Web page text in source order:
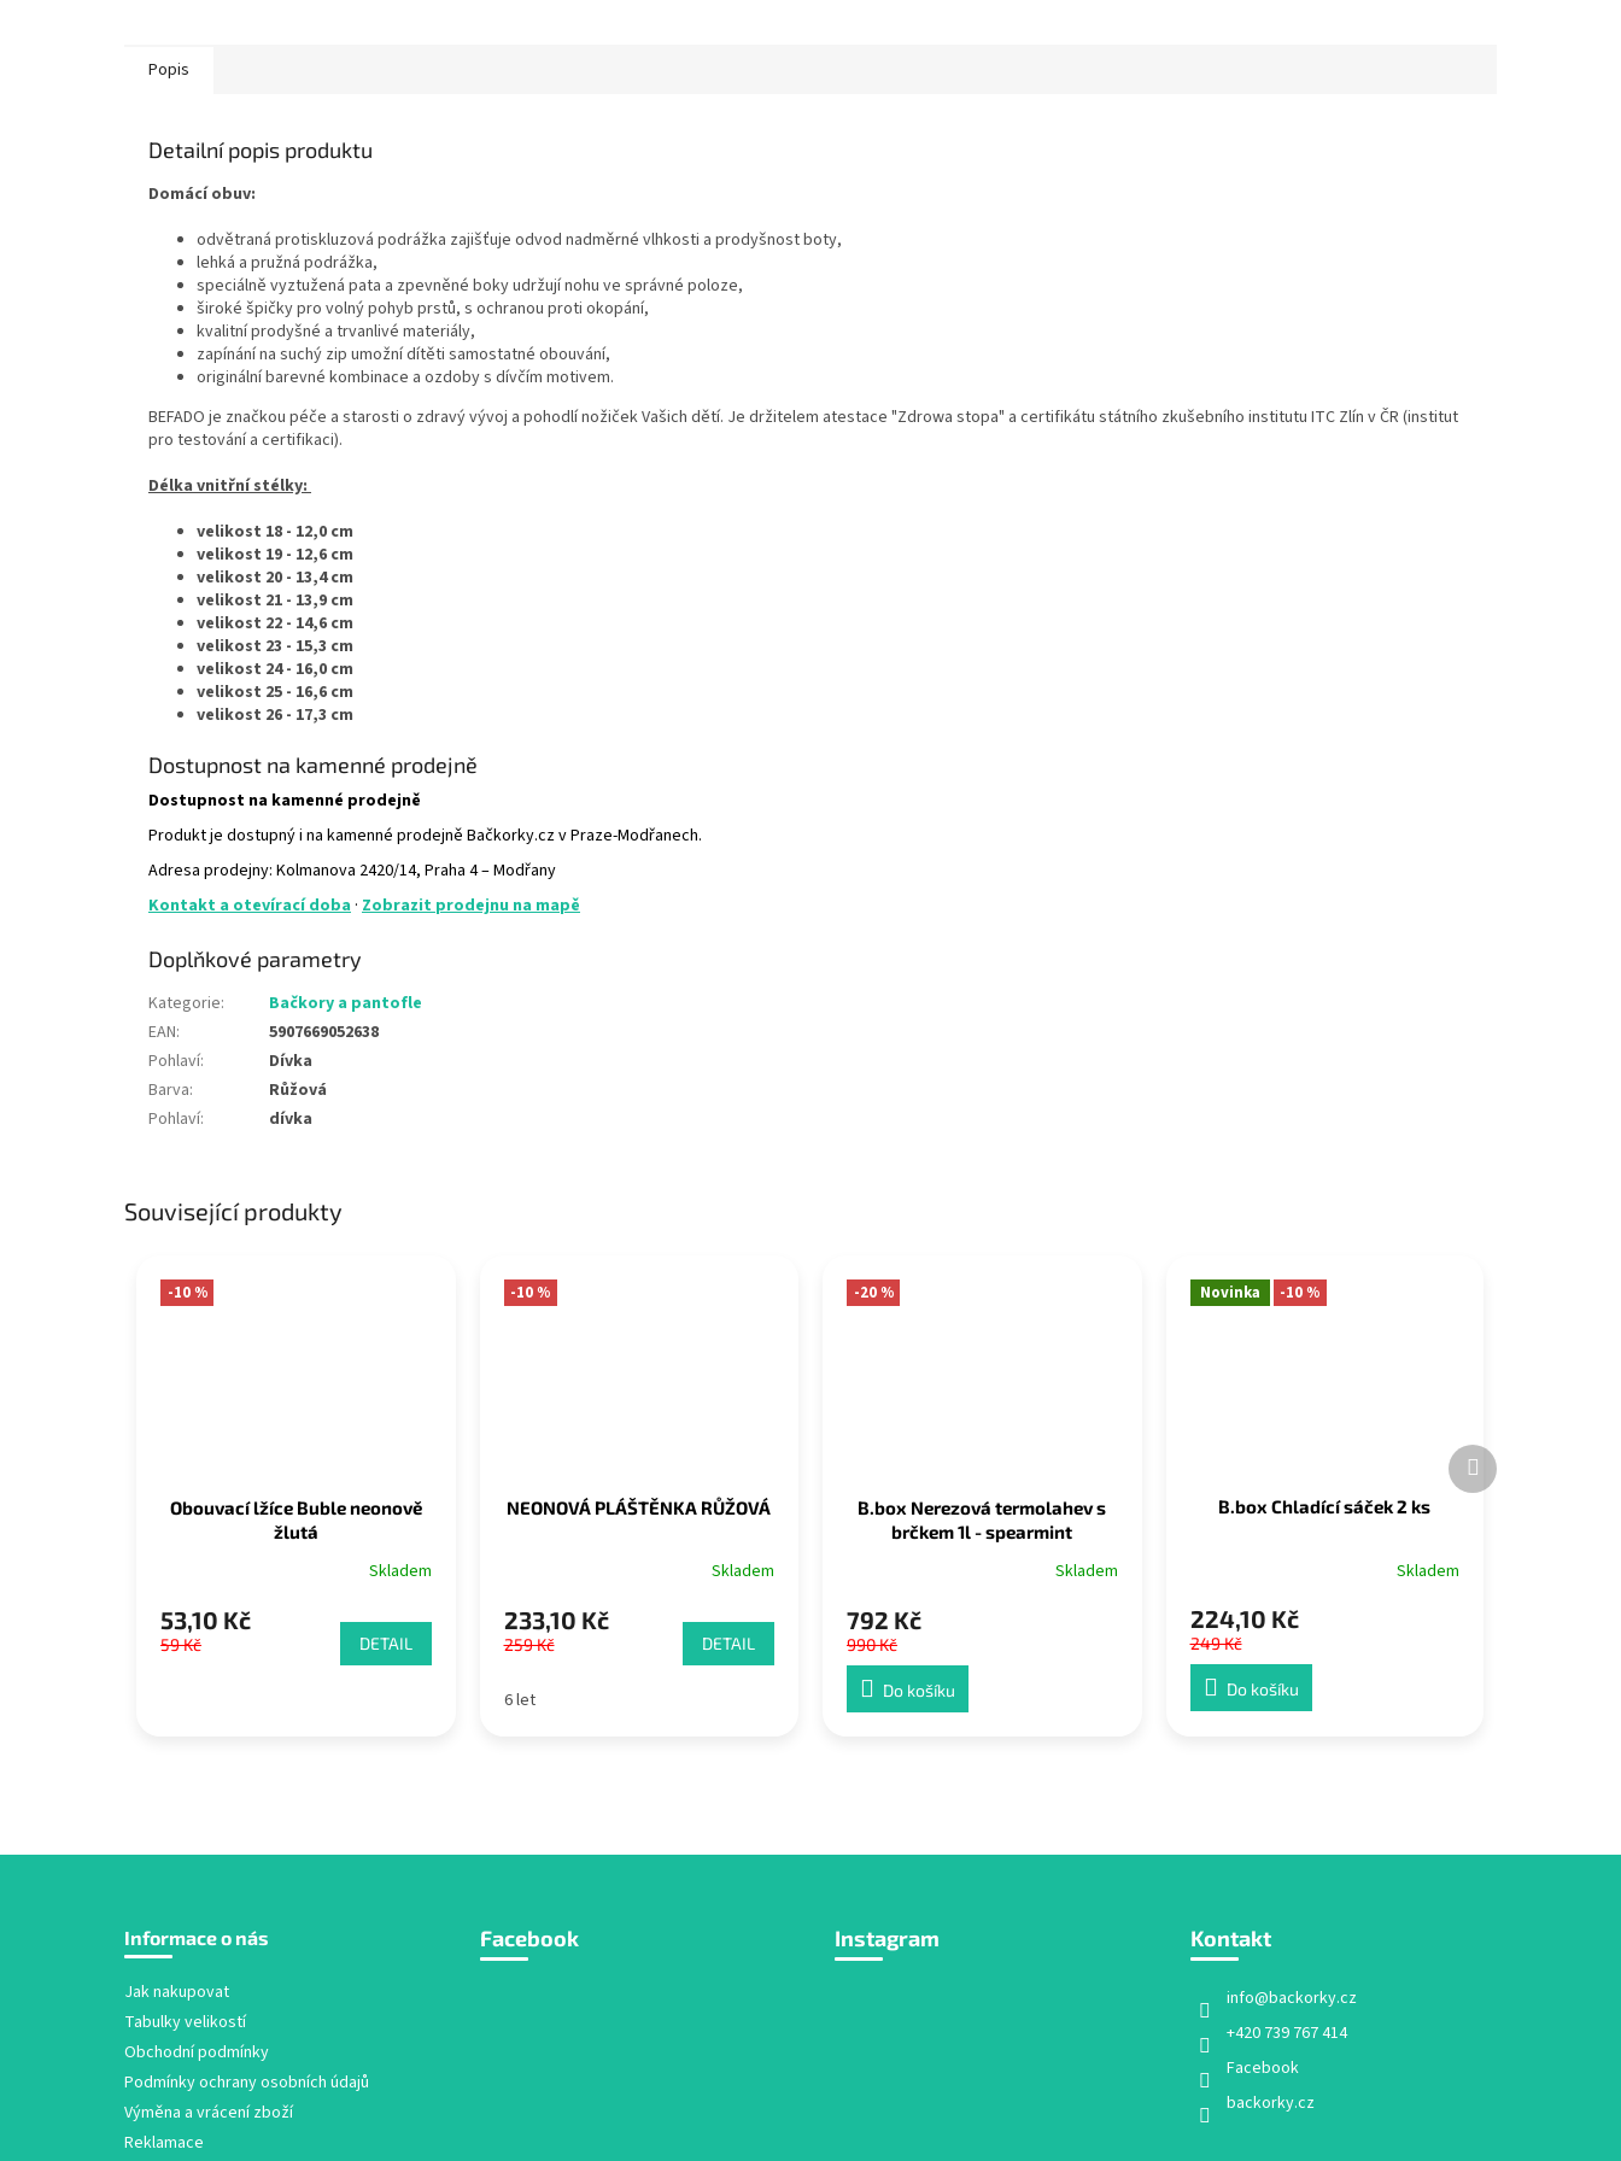
Související produkty
-10 %
Obouvací lžíce Buble neonově
žlutá
Skladem
53,10 Kč
59 Kč DETAIL
-10 %
NEONOVÁ PLÁŠTĚNKA RŮŽOVÁ
Skladem
233,10 Kč
259 Kč DETAIL
6 let
-20 %
B.box Nerezová termolahev s
brčkem 1l - spearmint
Skladem
792 Kč
990 Kč
Do košíku
Novinka -10 %
B.box Chladící sáček 2 ks
Skladem
224,10 Kč
249 Kč
Do košíku
Další
produkt
Popis
Detailní popis produktu
Domácí obuv:
odvětraná protiskluzová podrážka zajišťuje odvod nadměrné vlhkosti a prodyšnost boty,
lehká a pružná podrážka,
speciálně vyztužená pata a zpevněné boky udržují nohu ve správné poloze,
široké špičky pro volný pohyb prstů, s ochranou proti okopání,
kvalitní prodyšné a trvanlivé materiály,
zapínání na suchý zip umožní dítěti samostatné obouvání,
originální barevné kombinace a ozdoby s dívčím motivem.
BEFADO je značkou péče a starosti o zdravý vývoj a pohodlí nožiček Vašich dětí. Je držitelem atestace "Zdrowa stopa" a certifikátu státního zkušebního institutu ITC Zlín v ČR (institut
pro testování a certifikaci).
Délka vnitřní stélky:
velikost 18 - 12,0 cm
velikost 19 - 12,6 cm
velikost 20 - 13,4 cm
velikost 21 - 13,9 cm
velikost 22 - 14,6 cm
velikost 23 - 15,3 cm
velikost 24 - 16,0 cm
velikost 25 - 16,6 cm
velikost 26 - 17,3 cm
Dostupnost na kamenné prodejně
Dostupnost na kamenné prodejně
Produkt je dostupný i na kamenné prodejně Bačkorky.cz v Praze-Modřanech.
Adresa prodejny: Kolmanova 2420/14, Praha 4 – Modřany
Kontakt a otevírací doba · Zobrazit prodejnu na mapě
Doplňkové parametry
Kategorie:
Bačkory a pantofle
EAN:
5907669052638
Pohlaví:
Dívka
Barva:
Růžová
Pohlaví: dívka
Informace o nás
Jak nakupovat
Tabulky velikostí
Obchodní podmínky
Podmínky ochrany osobních údajů
Výměna a vrácení zboží
Reklamace
Facebook Instagram Kontakt
info@backorky.cz
+420 739 767 414
Facebook
backorky.cz